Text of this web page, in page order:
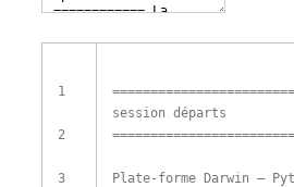
1
2
3
========================
session départs
========================
Plate-forme Darwin –